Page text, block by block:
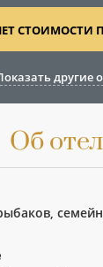
СТОИМОСТИ
другие
Об